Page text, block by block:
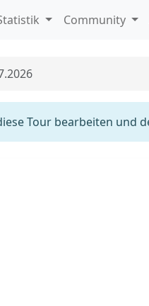
Community
Tour bearbeiten und